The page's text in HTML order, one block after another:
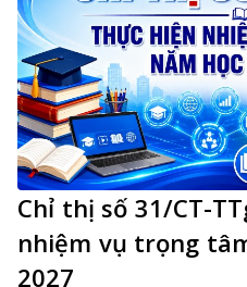
Chỉ thị số 31/CT-
nhiệm vụ trọng
2027